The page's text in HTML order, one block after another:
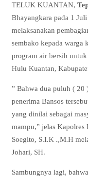
TELUK KUANTAN,
Bhayangkara pada 1
melaksanakan
sembako kepada warga
program air bersih
Hulu Kuantan,
” Bahwa dua puluh ( 20
penerima Bansos
yang dinilai sebagai
mampu,” jelas Kapolres
Soegito, S.I.K .,M.H
Johari, SH.
Sambungnya lagi,